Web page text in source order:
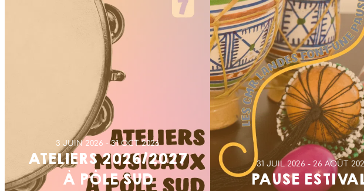
3 JUIN 2026 31 OCT 2026
ATELIERS 2026/2027
À PÔLE SUD
31 JUIL 2026 26 AOÛT
PAUSE